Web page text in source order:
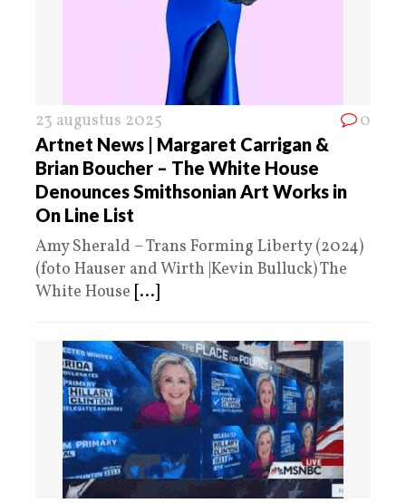
23 augustus 2025 0
Artnet News | Margaret Carrigan &
Brian Boucher – The White House
Denounces Smithsonian Art Works in
On Line List
Amy Sherald – Trans Forming Liberty (2024)
(foto Hauser and Wirth |Kevin Bulluck) The
White House [...]